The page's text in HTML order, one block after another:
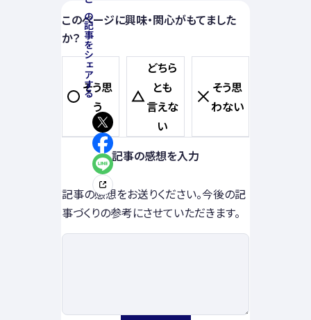
この記事をシェアする
このページに興味・関心がもてました
か？
そう思
う
どちら
とも
言えな
い
そう思
わない
記事の感想を入力
記事の感想をお送りください。今後の記
事づくりの参考にさせていただきます。